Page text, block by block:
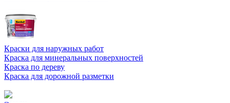
Краски для наружных работ
Краска для минеральных поверхностей
Краска по дереву
Краска для дорожной разметки